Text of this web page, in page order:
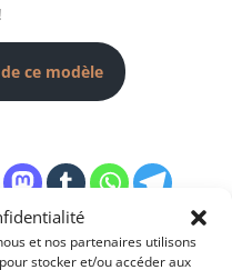
et nos partenaires utilisons
stocker et/ou accéder aux
ce modèle